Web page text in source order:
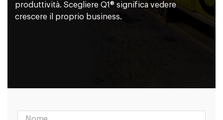
produttività. Scegliere Q1® significa vedere
crescere il proprio business.